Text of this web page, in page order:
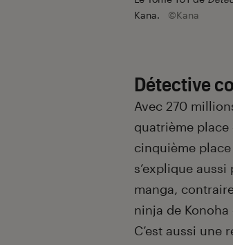
Kana.
©Kana
Détective
Avec 270
quatrième
cinquième
s’explique
manga,
ninja de Konoha
C’est aussi une